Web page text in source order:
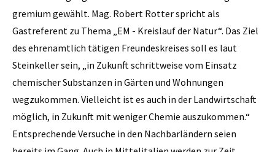
gremium gewählt. Mag. Robert Rotter spricht als
Gastreferent zu Thema „EM - Kreislauf der Natur“. Das Ziel
des ehrenamtlich tätigen Freundeskreises soll es laut
Steinkeller sein, „in Zukunft schrittweise vom Einsatz
chemischer Substanzen in Gärten und Wohnungen
wegzukommen. Vielleicht ist es auch in der Landwirtschaft
möglich, in Zukunft mit weniger Chemie auszukommen.“
Entsprechende Versuche in den Nachbarländern seien